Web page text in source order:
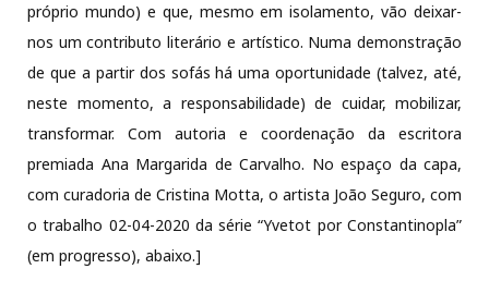
próprio mundo) e que, mesmo em isolamento, vão deixar-
nos um contributo literário e artístico. Numa demonstração
de que a partir dos sofás há uma oportunidade (talvez, até,
neste momento, a responsabilidade) de cuidar, mobilizar,
transformar. Com autoria e coordenação da escritora
premiada Ana Margarida de Carvalho. No espaço da capa,
com curadoria de Cristina Motta, o artista João Seguro, com
o trabalho 02-04-2020 da série “Yvetot por Constantinopla”
(em progresso), abaixo.]